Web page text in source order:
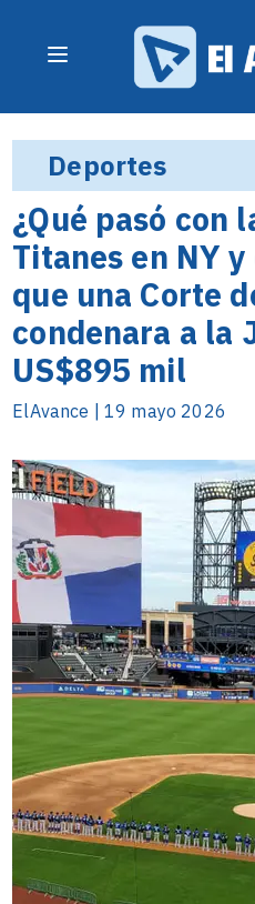
Deportes
¿Qué pasó con
Titanes en NY
que una Corte
condenara a la
US$895 mil
ElAvance | 19 mayo 2026